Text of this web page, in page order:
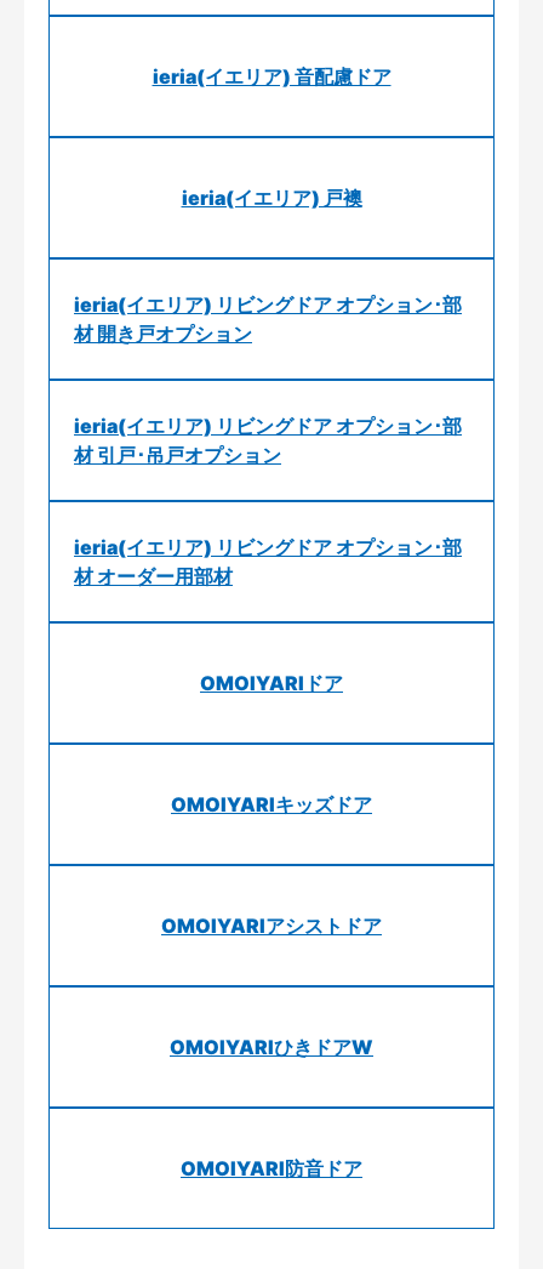
ieria(イエリア) 音配慮ドア
ieria(イエリア) 戸襖
ieria(イエリア) リビングドア オプション･部
材 開き戸オプション
ieria(イエリア) リビングドア オプション･部
材 引戸･吊戸オプション
ieria(イエリア) リビングドア オプション･部
材 オーダー用部材
OMOIYARIドア
OMOIYARIキッズドア
OMOIYARIアシストドア
OMOIYARIひきドアW
OMOIYARI防音ドア